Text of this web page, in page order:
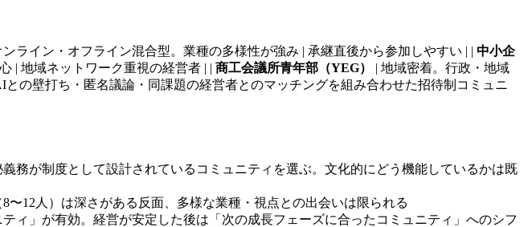
ライン・オフライン混合型。業種の多様性が強み | 承継直後から参加しやすい | | 中小企
| 地域ネットワーク重視の経営者 | | 商工会議所青年部（YEG）
| 地域密着。行政・地域
との壁打ち・匿名議論・同課題の経営者とのマッチングを組み合わせた招待制コミュニ
務が制度として設計されているコミュニティを選ぶ。文化的にどう機能しているかは既
12人）は深さがある反面、多様な業種・視点との出会いは限られる
ィ」が有効。経営が安定した後は「次の成長フェーズに合ったコミュニティ」へのシフ